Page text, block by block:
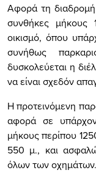
Αφορά τη
συνθήκες μήκους
οικισμό, όπου
συνήθως
δυσκολεύεται η
να είναι σχεδόν
Η προτεινόμενη
αφορά σε
μήκους περίπου
550 μ., και
όλων των οχημάτων.